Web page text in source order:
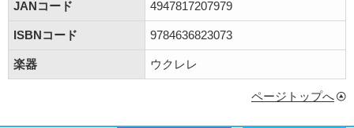
JANコード 4947817207979
ISBNコード 9784636823073
楽器 ウクレレ
ページトップへ